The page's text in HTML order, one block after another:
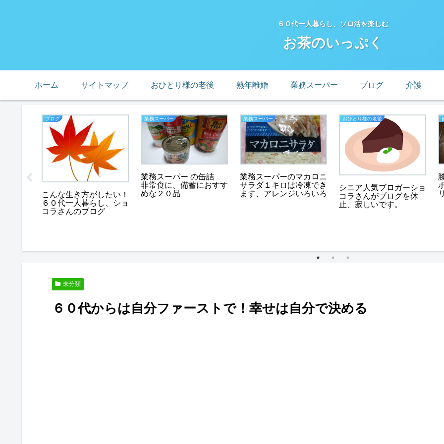
６０代一人暮らし、ソロ活を楽しむ
お茶のいっぷく
ホーム サイトマップ おひとり様の老後 熟年離婚 業務スーパー ブログ 介護
ブログ
こんな生き方がしたい！
６０代一人暮らし、ショ
コラさんのブログ
業務スーパー
業務スーパー の缶詰
非常食に、備蓄におすす
めな２０品
業務スーパー
業務スーパーのマカロニ
サラダ１キロは冷凍でき
ます、アレンジいろいろ
おひとり様の老後
シニア人気ブロガーショ
コラさんがブログを休
止、寂しいです。
未分類
６０代からは自分ファーストで！幸せは自分で決める